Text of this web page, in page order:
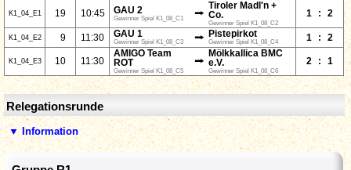
K1_04_E1 19 10:45 GAU 2
Gewinner Spiel K1_08_C1 ⭢
Tiroler Madl'n +
Co.
Gewinner Spiel K1_08_C2
1 : 2
K1_04_E2 9 11:30 GAU 1
Gewinner Spiel K1_08_C3 ⭢ Pistepirkot
Gewinner Spiel K1_08_C4 1 : 2
K1_04_E3 10 11:30
AMIGO Team
ROT
Gewinner Spiel K1_08_C5
⭢
Mölkkallica BMC
e.V.
Gewinner Spiel K1_08_C6
2 : 1
Relegationsrunde
▼ Information